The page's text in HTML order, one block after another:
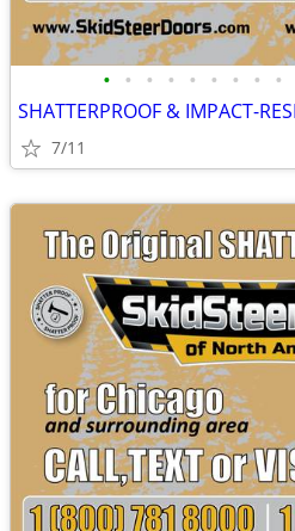
• • • • • • • • •
7/11